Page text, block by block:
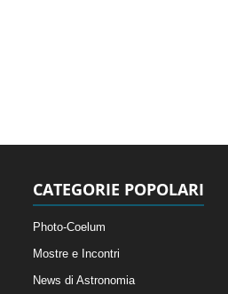
CATEGORIE POPOLARI
Photo-Coelum
Mostre e Incontri
News di Astronomia